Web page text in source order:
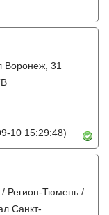
Воронеж, 31
10 15:29:48)
Регион-Тюмень /
Санкт-